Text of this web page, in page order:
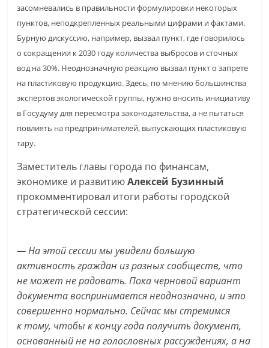
засомневались в правильности формулировки некоторых
пунктов, неподкрепленных реальными цифрами и фактами.
Бурную дискуссию, например, вызвал пункт, где говорилось
о сокращении к 2030 году количества выбросов и сточных
вод на 30%. Неоднозначную реакцию вызвал пункт о запрете
на пластиковую продукцию. Здесь, по мнению большинства
экспертов экологической группы, нужно вносить инициативу
в Госудуму для пересмотра законодательства, а не пытаться
повлиять на предпринимателей, выпускающих пластиковую
тару.
Заместитель главы города по финансам,
экономике и развитиюАлексей Бузинный
прокомментировал итоги работы городской
стратегической сессии:
— На этой сессии мы увидели большую
активность граждан из разных сообществ, что
не может не радовать. Пока черновой вариант
документа воспринимается неоднозначно, и это
совершенно нормально. Сейчас мы стремимся
к тому, чтобы к концу года получить документ,
основанный не на голословных рассуждениях, а на